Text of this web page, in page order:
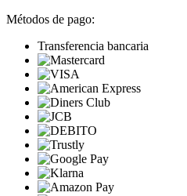
Métodos de pago:
Transferencia bancaria